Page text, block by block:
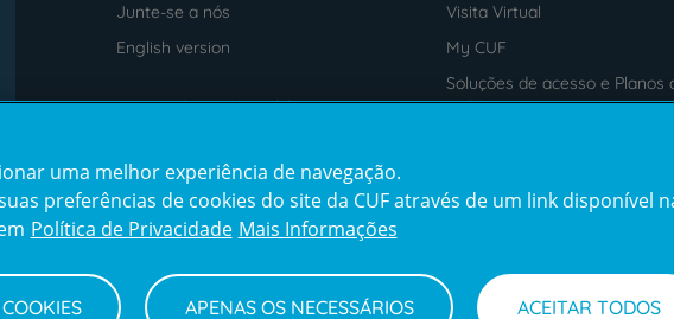
Junte-se a nós
Visita Virtual
English version
My CUF
Intermediação de Crédito
Soluções de acesso e Planos
saúde
Prémios Certificações
uma melhor experiência de navegação.
preferências de cookies do site da CUF através de um link disponível
Política de Privacidade Mais Informações
APENAS OS NECESSÁRIOS ACEITAR TODOS